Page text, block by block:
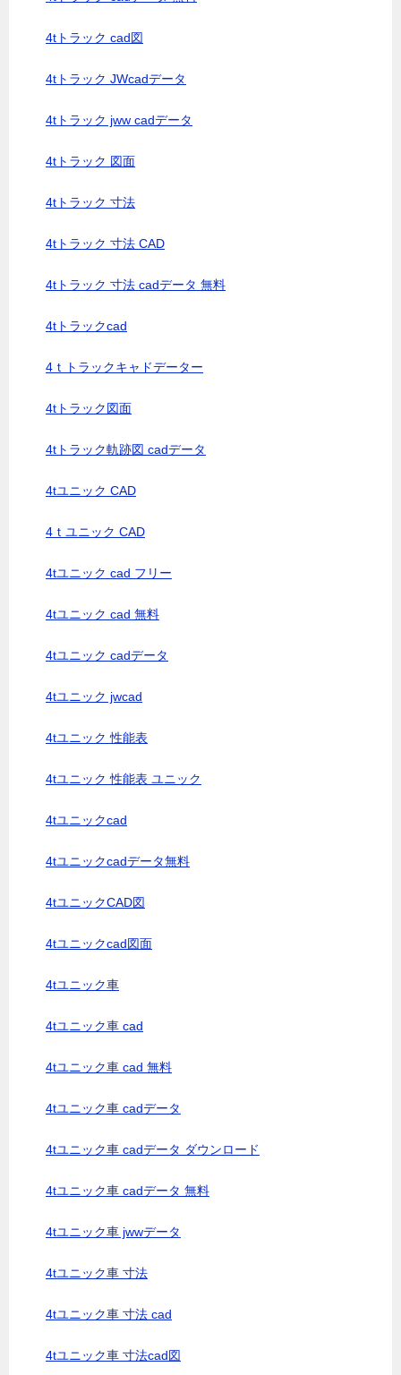
4tトラック cad図
4tトラック JWcadデータ
4tトラック jww cadデータ
4tトラック 図面
4tトラック 寸法
4tトラック 寸法 CAD
4tトラック 寸法 cadデータ 無料
4tトラックcad
4ｔトラックキャドデーター
4tトラック図面
4tトラック軌跡図 cadデータ
4tユニック CAD
4ｔユニック CAD
4tユニック cad フリー
4tユニック cad 無料
4tユニック cadデータ
4tユニック jwcad
4tユニック 性能表
4tユニック 性能表 ユニック
4tユニックcad
4tユニックcadデータ無料
4tユニックCAD図
4tユニックcad図面
4tユニック車
4tユニック車 cad
4tユニック車 cad 無料
4tユニック車 cadデータ
4tユニック車 cadデータ ダウンロード
4tユニック車 cadデータ 無料
4tユニック車 jwwデータ
4tユニック車 寸法
4tユニック車 寸法 cad
4tユニック車 寸法cad図